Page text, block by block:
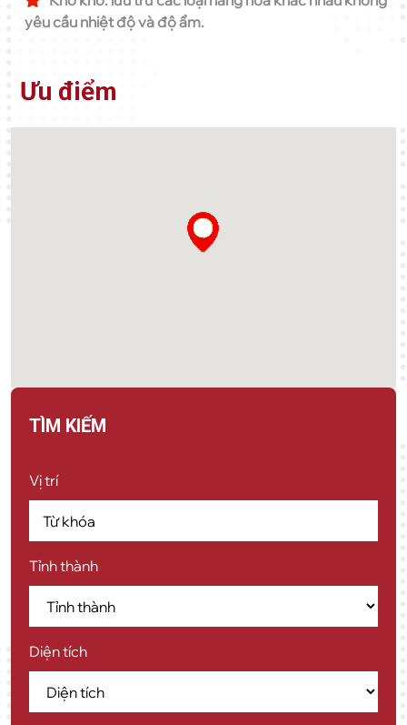
yêu cầu nhiệt độ và độ ẩm.
Ưu điểm
TÌM KIẾM
Vị trí
Tỉnh thành
Diện tích